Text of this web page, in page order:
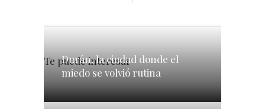
Te puede interesar
Durán, la ciudad donde el
miedo se volvió rutina